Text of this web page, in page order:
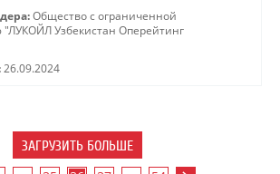
Общество с ограниченной
"ЛУКОЙЛ Узбекистан Оперейтинг
26.09.2024
ЗАГРУЗИТЬ БОЛЬШЕ